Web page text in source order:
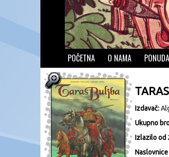
POČETNA O NAMA PONUDA
Izdavač:
Ukupno
Izlazilo od
Naslovnice